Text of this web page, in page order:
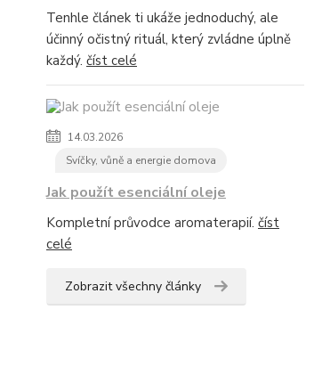
Tenhle článek ti ukáže jednoduchý, ale
účinný očistný rituál, který zvládne úplně
každý. číst celé
14.03.2026
Svíčky, vůně a energie domova
Jak použít esenciální oleje
Kompletní průvodce aromaterapií. číst
celé
Zobrazit všechny články